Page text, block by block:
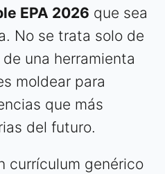
EPA 2026 que sea
No se trata solo de
una herramienta
moldear para
que más
del futuro.
currículum genérico